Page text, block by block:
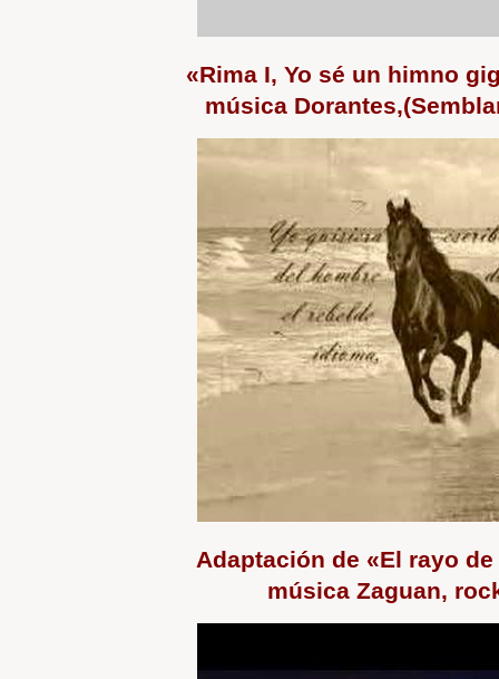
«Rima I, Yo sé un himno
música
Adaptación de «El rayo
música Zaguan,